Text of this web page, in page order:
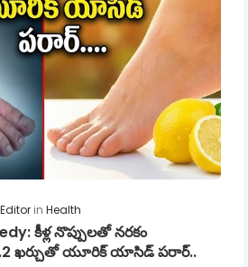
Health
కీళ్ల నొప్పులతో నరకం
ఖర్చుతో యూరిక్ యాసిడ్ పరార్..